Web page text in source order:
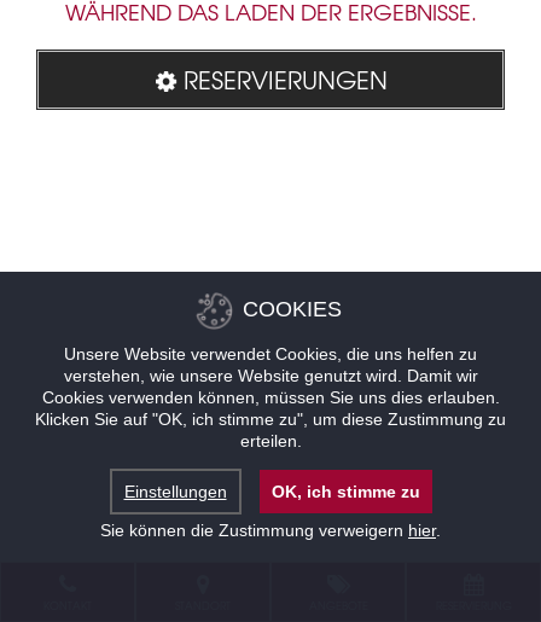
WÄHREND DAS LADEN DER ERGEBNISSE.
RESERVIERUNGEN
COOKIES
Unsere Website verwendet Cookies, die uns helfen zu
verstehen, wie unsere Website genutzt wird. Damit wir
Cookies verwenden können, müssen Sie uns dies erlauben.
Klicken Sie auf "OK, ich stimme zu", um diese Zustimmung zu
erteilen.
Einstellungen
OK, ich stimme zu
Sie können die Zustimmung verweigern hier.